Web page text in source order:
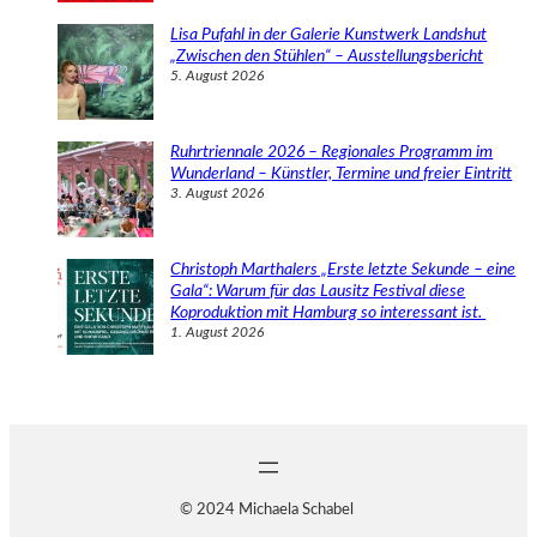
Lisa Pufahl in der Galerie Kunstwerk Landshut
„Zwischen den Stühlen“ – Ausstellungsbericht
5. August 2026
Ruhrtriennale 2026 – Regionales Programm im
Wunderland – Künstler, Termine und freier Eintritt
3. August 2026
Christoph Marthalers „Erste letzte Sekunde – eine
Gala“: Warum für das Lausitz Festival diese
Koproduktion mit Hamburg so interessant ist.
1. August 2026
© 2024 Michaela Schabel